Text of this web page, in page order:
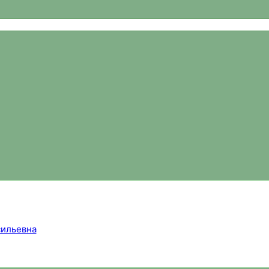
новости спортивного ориентирования, официальный